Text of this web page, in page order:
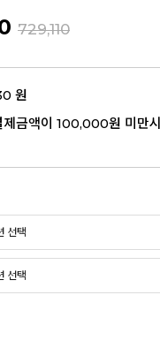
729,110
원
제금액이 100,000원 미만